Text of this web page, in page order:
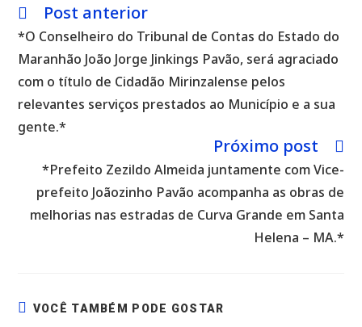
Leia
artigos
Post anterior
*O Conselheiro do Tribunal de Contas do Estado do
Maranhão João Jorge Jinkings Pavão, será agraciado
com o título de Cidadão Mirinzalense pelos
relevantes serviços prestados ao Município e a sua
gente.*
Próximo post
*Prefeito Zezildo Almeida juntamente com Vice-
prefeito Joãozinho Pavão acompanha as obras de
melhorias nas estradas de Curva Grande em Santa
Helena – MA.*
VOCÊ TAMBÉM PODE GOSTAR